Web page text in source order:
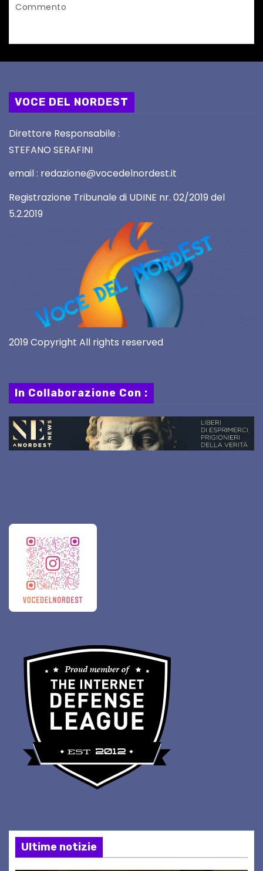
Commento
VOCE DEL NORDEST
Direttore Responsabile :
STEFANO SERAFINI
email : redazione@vocedelnordest.it
Registrazione Tribunale di UDINE nr. 02/2019 del
5.2.2019
2019 Copyright All rights reserved
In Collaborazione Con :
Ultime notizie